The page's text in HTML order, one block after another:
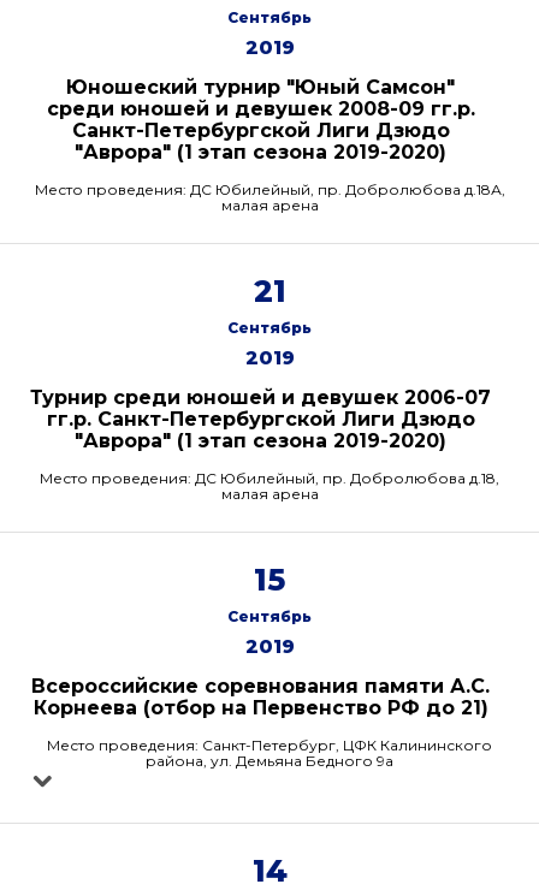
Сентябрь
2019
Юношеский турнир "Юный Самсон"
среди юношей и девушек 2008-09 гг.р.
Санкт-Петербургской Лиги Дзюдо
"Аврора" (1 этап сезона 2019-2020)
Место проведения: ДС Юбилейный, пр. Добролюбова д.18А,
малая арена
21
Сентябрь
2019
Турнир среди юношей и девушек 2006-07
гг.р. Санкт-Петербургской Лиги Дзюдо
"Аврора" (1 этап сезона 2019-2020)
Место проведения: ДС Юбилейный, пр. Добролюбова д.18,
малая арена
15
Сентябрь
2019
Всероссийские соревнования памяти А.С.
Корнеева (отбор на Первенство РФ до 21)
Место проведения: Санкт-Петербург, ЦФК Калининского
района, ул. Демьяна Бедного 9а
14